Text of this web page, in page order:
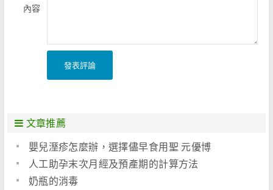
內容
發表評論
文章推薦
嬰兒溼疹怎麼辦，選擇儘早食用聖 元優博
人工助孕末次月經及預產期的計算方法
奶瓶的消毒